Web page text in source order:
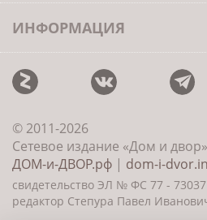
ИНФОРМАЦИЯ
© 2011-2026
Сетевое издание «Дом и двор»
ДОМ-и-ДВОР.рф | dom-i-
свидетельство ЭЛ № ФС 77 -
редактор Степура Павел